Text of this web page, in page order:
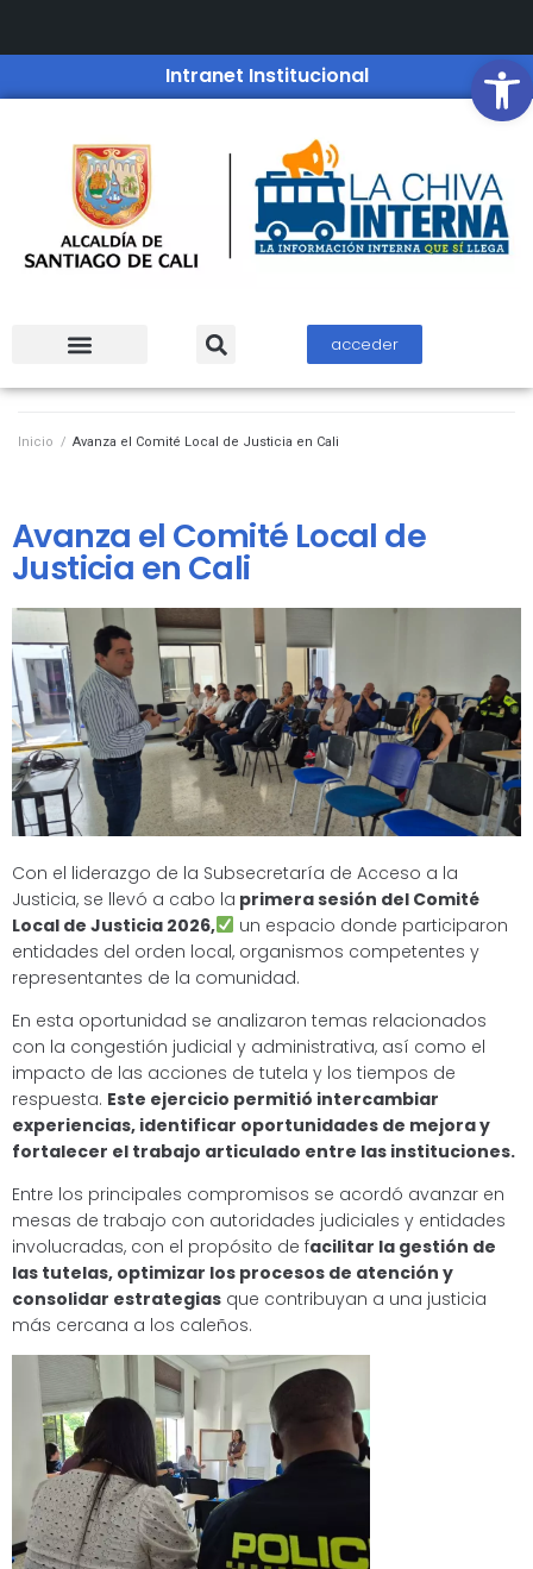
Intranet Institucional
acceder
Inicio / Avanza el Comité Local de Justicia en Cali
Avanza el Comité Local de
Justicia en Cali
Con el liderazgo de la Subsecretaría de Acceso a la
Justicia, se llevó a cabo la primera sesión del Comité
Local de Justicia 2026,
un espacio donde participaron
entidades del orden local, organismos competentes y
representantes de la comunidad.
En esta oportunidad se analizaron temas relacionados
con la congestión judicial y administrativa, así como el
impacto de las acciones de tutela y los tiempos de
respuesta. Este ejercicio permitió intercambiar
experiencias, identificar oportunidades de mejora y
fortalecer el trabajo articulado entre las instituciones.
Entre los principales compromisos se acordó avanzar en
mesas de trabajo con autoridades judiciales y entidades
involucradas, con el propósito de facilitar la gestión de
las tutelas, optimizar los procesos de atención y
consolidar estrategias que contribuyan a una justicia
más cercana a los caleños.